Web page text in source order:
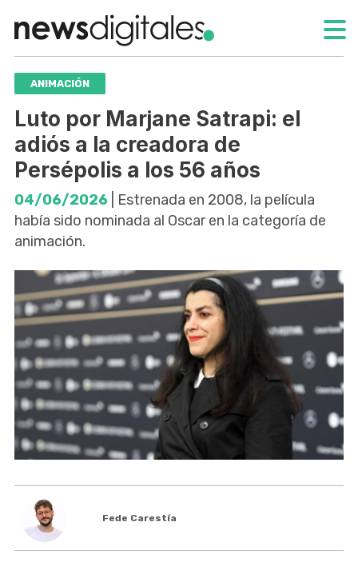
ANIMACIÓN
Luto por Marjane Satrapi: el
adiós a la creadora de
Persépolis a los 56 años
04/06/2026 | Estrenada en 2008, la película
había sido nominada al Oscar en la categoría de
animación.
Fede Carestía